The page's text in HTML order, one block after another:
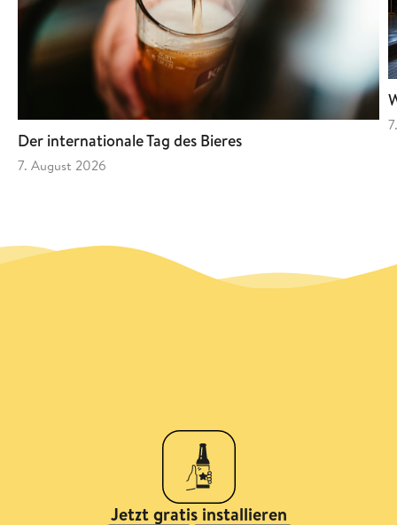
Der internationale Tag des Bieres
7. August 2026
Jetzt gratis installieren